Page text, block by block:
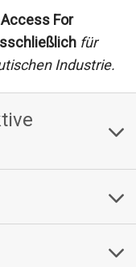
For
für
Industrie.